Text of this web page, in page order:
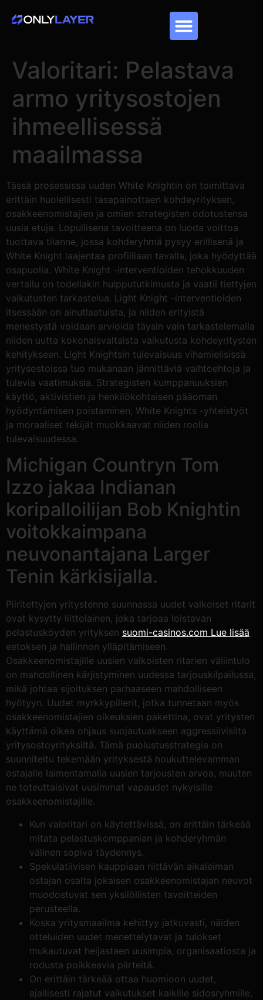
Valoritari: Pelastava
armo yritysostojen
ihmeellisessä
maailmassa
Tässä prosessissa uuden White Knightin on toimittava
erittäin huolellisesti tasapainottaen kohdeyrityksen,
osakkeenomistajien ja omien strategisten odotustensa
uusia etuja. Lopullisena tavoitteena on luoda voittoa
tuottava tilanne, jossa kohderyhmä pysyy erillisenä ja
White Knight laajentaa profiiliaan tavalla, joka hyödyttää
osapuolia. White Knight -interventioiden tehokkuuden
vertailu on todellakin huippututkimusta ja vaatii tiettyjen
vaikutusten tarkastelua. Light Knight -interventioiden
itsessään on ainutlaatuista, ja niiden erityistä
menestystä voidaan arvioida täysin vain tarkastelemalla
niiden uutta kokonaisvaltaista vaikutusta kohdeyritysten
kehitykseen. Light Knightsin tulevaisuus vihamielisissä
yritysostoissa tuo mukanaan jännittäviä vaihtoehtoja ja
tulevia vaatimuksia. Strategisten kumppanuuksien
käyttö, aktivistien ja henkilökohtaisen pääoman
hyödyntämisen poistaminen, White Knights -yhteistyöt
ja moraaliset tekijät muokkaavat niiden roolia
tulevaisuudessa.
Michigan Countryn Tom
Izzo jakaa Indianan
koripalloilijan Bob Knightin
voitokkaimpana
neuvonantajana Larger
Tenin kärkisijalla.
Piiritettyjen yritystenne suunnassa uudet valkoiset ritarit
ovat kysytty liittolainen, joka tarjoaa loistavan
pelastusköyden yrityksen suomi-casinos.com Lue lisää
eetoksen ja hallinnon ylläpitämiseen.
Osakkeenomistajille uusien valkoisten ritarien väliintulo
on mahdollinen kärjistyminen uudessa tarjouskilpailussa,
mikä johtaa sijoituksen parhaaseen mahdolliseen
hyötyyn. Uudet myrkkypillerit, jotka tunnetaan myös
osakkeenomistajien oikeuksien pakettina, ovat yritysten
käyttämä oikea ohjaus suojautuakseen aggressiivisilta
yritysostoyrityksiltä. Tämä puolustusstrategia on
suunniteltu tekemään yrityksestä houkuttelevamman
ostajalle laimentamalla uusien tarjousten arvoa, muuten
ne toteuttaisivat uusimmat vapaudet nykyisille
osakkeenomistajille.
Kun valoritari on käytettävissä, on erittäin tärkeää
mitata pelastuskomppanian ja kohderyhmän
välinen sopiva täydennys.
Spekulatiivisen kauppiaan riittävän aikaleiman
ostajan osalta jokaisen osakkeenomistajan neuvot
muodostuvat sen yksilöllisten tavoitteiden
perusteella.
Koska yritysmaailma kehittyy jatkuvasti, näiden
otteluiden uudet menettelytavat ja tulokset
mukautuvat heijastaen uusimpia, organisaatiosta ja
rodusta poikkeavia piirteitä.
On erittäin tärkeää ottaa huomioon uudet,
ajallisesti rajatut vaikutukset kaikille sidosryhmille,